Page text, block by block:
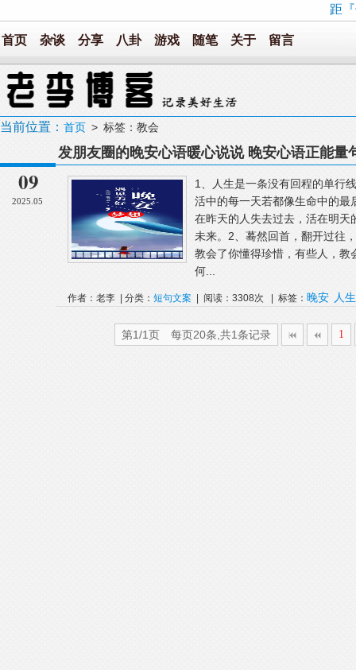
距
首页 杂谈 分享 八卦 游戏 随笔 关于 留言
当前位置： 首页 > 标签：教会
09
2025.05
发朋友圈的晚安心语暖心说说 晚安心语正能量
1、人生是一条没有回程的单行
活中的每一天若都像生命中的
在昨天的人失去过去，活在明
未来。2、蓦然回首，翻开过往
教会了你懂得珍惜，有些人，
何...
作者：老李 | 分类： 短句文案 | 阅读：3308次 | 标签： 晚安 人生
第1/1页 每页20条,共1条记录 1